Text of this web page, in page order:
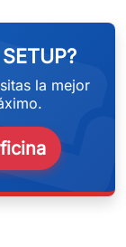
la mejor